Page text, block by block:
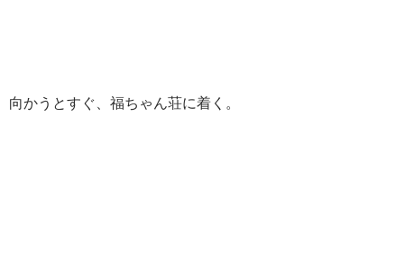
向かうとすぐ、福ちゃん荘に着く。